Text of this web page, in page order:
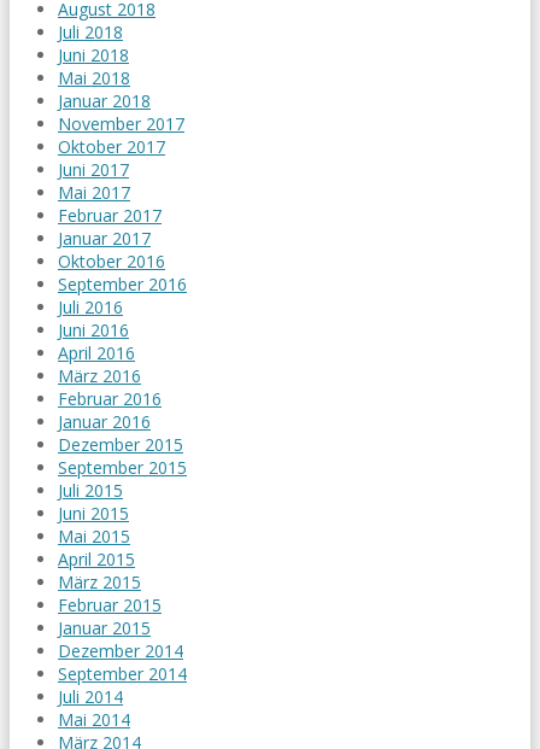
August 2018
Juli 2018
Juni 2018
Mai 2018
Januar 2018
November 2017
Oktober 2017
Juni 2017
Mai 2017
Februar 2017
Januar 2017
Oktober 2016
September 2016
Juli 2016
Juni 2016
April 2016
März 2016
Februar 2016
Januar 2016
Dezember 2015
September 2015
Juli 2015
Juni 2015
Mai 2015
April 2015
März 2015
Februar 2015
Januar 2015
Dezember 2014
September 2014
Juli 2014
Mai 2014
März 2014